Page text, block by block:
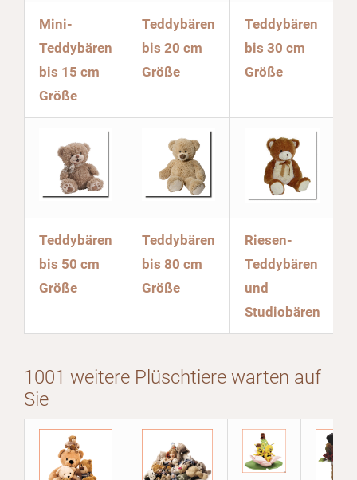
Mini-
Teddybären
bis 15 cm
Größe
Teddybären
bis 20 cm
Größe
Teddybären
bis 30 cm
Größe
Teddybären
bis 50 cm
Größe
Teddybären
bis 80 cm
Größe
Riesen-
Teddybären
und
Studiobären
1001 weitere Plüschtiere warten auf
Sie